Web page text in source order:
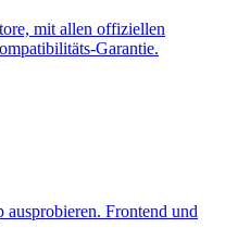
mit allen offiziellen
Garantie.
Frontend und